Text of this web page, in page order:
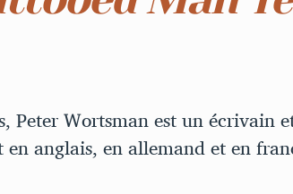
Peter Wortsman est un écrivain
anglais, en allemand et en